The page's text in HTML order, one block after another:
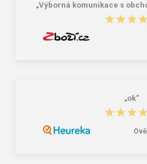
„Výborná komunikace s
„ok“